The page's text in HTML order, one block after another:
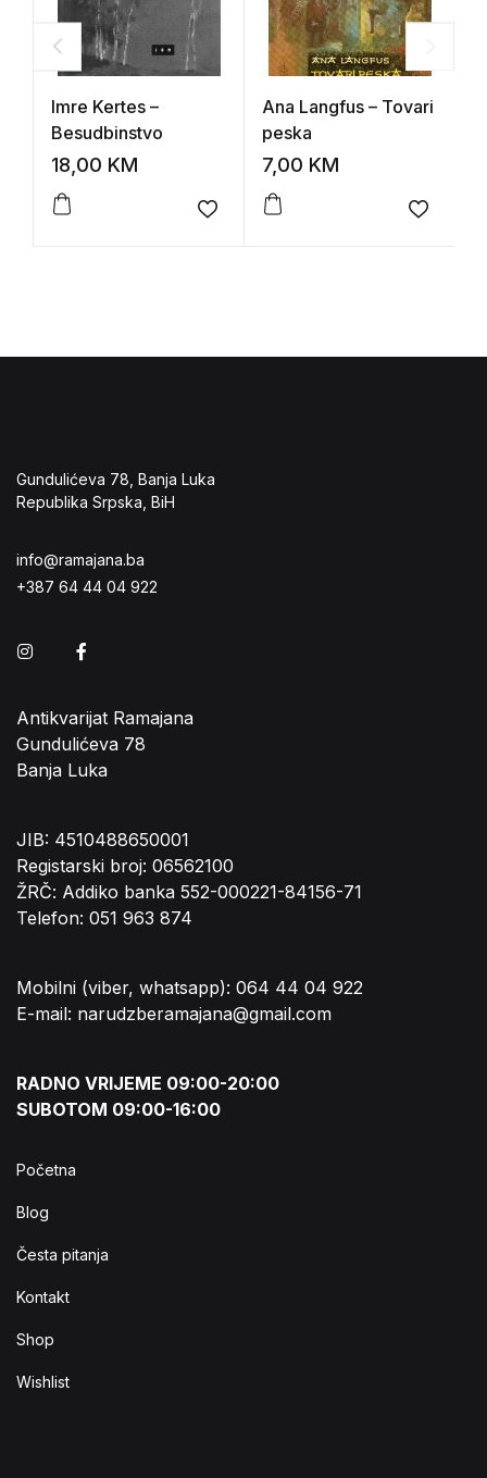
Imre Kertes –
Besudbinstvo
18,00 KM
Add to wishlist
Ana Langfus – Tovari
peska
7,00 KM
Add to
Gundulićeva 78, Banja Luka
Republika Srpska, BiH
info@ramajana.ba
+387 64 44 04 922
Instagram
Antikvarijat Ramajana
Gundulićeva 78
Banja Luka
JIB: 4510488650001
Registarski broj: 06562100
ŽRČ: Addiko banka 552-000221-84156-71
Telefon: 051 963 874
Mobilni (viber, whatsapp): 064 44 04 922
E-mail: narudzberamajana@gmail.com
RADNO VRIJEME 09:00-20:00
SUBOTOM 09:00-16:00
Početna
Blog
Česta pitanja
Kontakt
Shop
Wishlist